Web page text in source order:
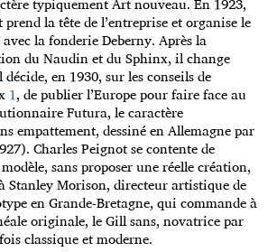
la tête de l’entreprise et organise le
la fonderie Deberny. Après la
du Naudin et du Sphinx, il change
en 1930, sur les conseils de
1, de publier l’Europe pour faire face au
Futura, le caractère
empattement, dessiné en Allemagne par
Charles Peignot se contente de
sans proposer une réelle création,
Stanley Morison, directeur artistique de
en Grande-Bretagne, qui commande à
originale, le Gill sans, novatrice par
classique et moderne.